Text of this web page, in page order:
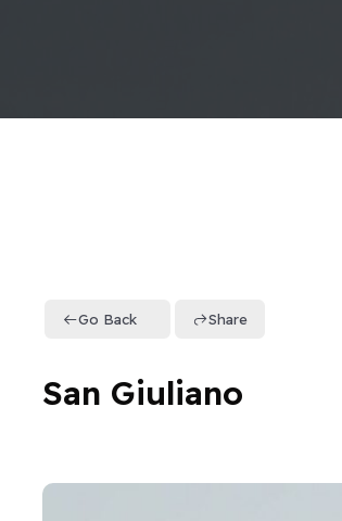
Go Back Share
San Giuliano